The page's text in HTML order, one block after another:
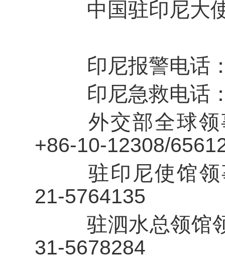
中国驻印尼大使
印尼报警电话
印尼急救电话
外交部全球领
+86-10-12308/
驻印尼使馆领
21-5764135
驻泗水总领馆领
31-5678284